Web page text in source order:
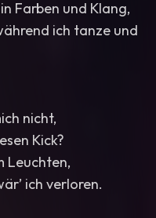
Farben und Klang,
ich tanze und
nicht,
Kick?
Leuchten,
ich verloren.